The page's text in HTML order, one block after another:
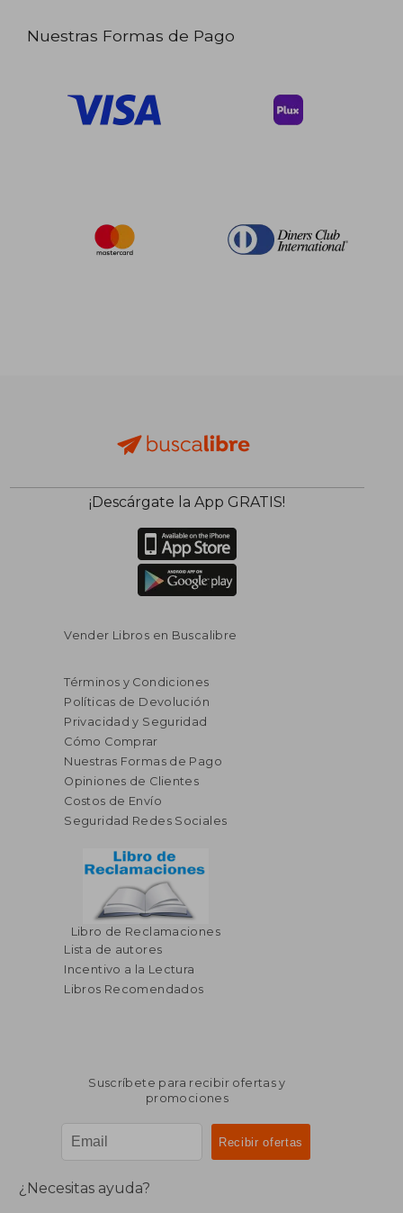
Nuestras Formas de Pago
¡Descárgate la App GRATIS!
Vender Libros en Buscalibre
Términos y Condiciones
Políticas de Devolución
Privacidad y Seguridad
Cómo Comprar
Nuestras Formas de Pago
Opiniones de Clientes
Costos de Envío
Seguridad Redes Sociales
Libro de Reclamaciones
Lista de autores
Incentivo a la Lectura
Libros Recomendados
Suscríbete para recibir ofertas y
promociones
¿Necesitas ayuda?